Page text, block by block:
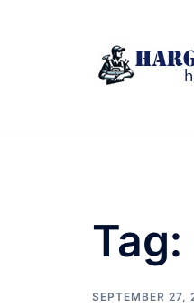
Tag:
SEPTEMBER 27,